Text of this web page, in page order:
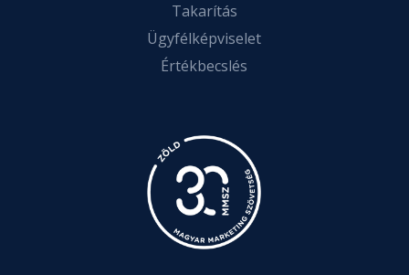
Takarítás
Ügyfélképviselet
Értékbecslés